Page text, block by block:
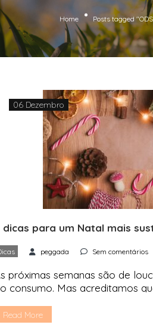
Home Posts tagged
06 Dezembro
dicas para um Natal mais
peggada Sem comentários
próximas semanas são de
consumo. Mas acreditamos
também te vamos dar
Read More